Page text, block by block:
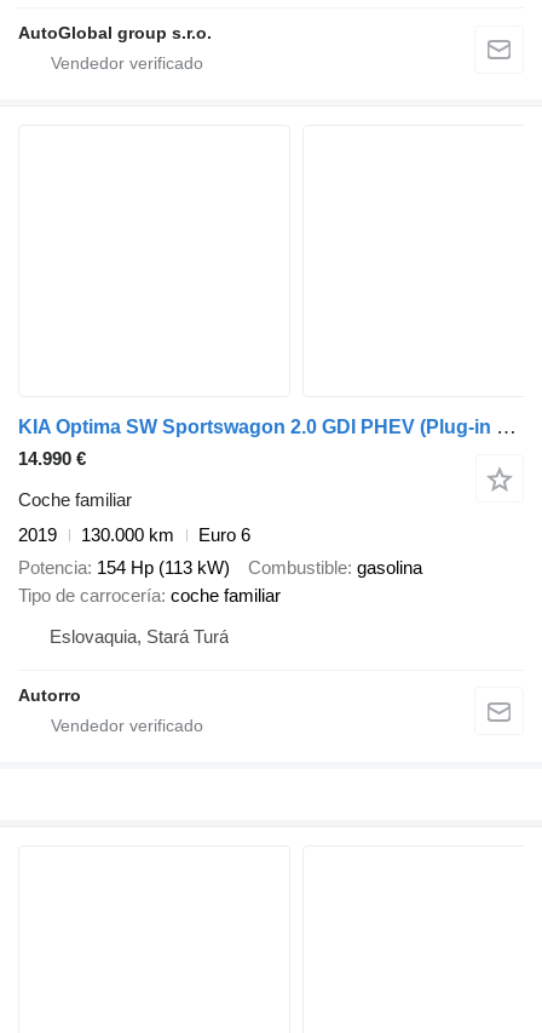
AutoGlobal group s.r.o.
KIA Optima SW Sportswagon 2.0 GDI PHEV (Plug-in Hybrid)
14.990 €
Coche familiar
2019
130.000 km
Euro 6
Potencia 154 Hp (113 kW) Combustible gasolina
Tipo de carrocería coche familiar
Eslovaquia, Stará Turá
Autorro